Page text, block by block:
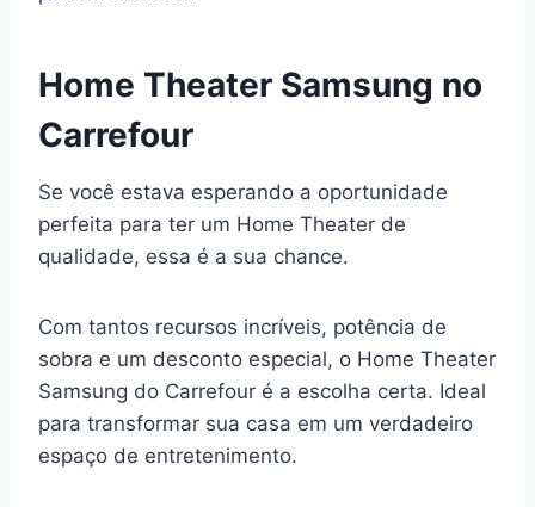
Home Theater Samsung no
Carrefour
Se você estava esperando a oportunidade
perfeita para ter um Home Theater de
qualidade, essa é a sua chance.
Com tantos recursos incríveis, potência de
sobra e um desconto especial, o Home Theater
Samsung do Carrefour é a escolha certa. Ideal
para transformar sua casa em um verdadeiro
espaço de entretenimento.